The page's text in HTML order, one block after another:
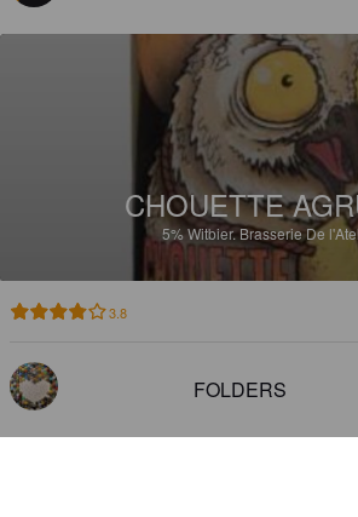
CHOUETTE
5%Witbier.Brasserie De
3.8
FOLDERS